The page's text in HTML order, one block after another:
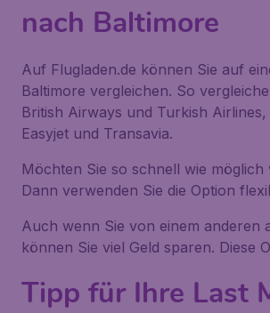
nach Baltimore
Auf Flugladen.de können Sie auf
Baltimore vergleichen. So
British Airways und Turkish
Easyjet und Transavia.
Möchten Sie so schnell wie
Dann verwenden Sie die Option
Auch wenn Sie von einem anderen
können Sie viel Geld sparen. Diese
Tipp für Ihre Last